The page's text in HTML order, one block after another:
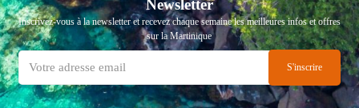
Newsletter
Inscrivez-vous à la newsletter et recevez chaque semaine les meilleures infos et offres
sur la Martinique